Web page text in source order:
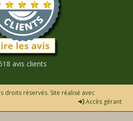
avis clients
droits réservés. Site réalisé avec
Accès gérant